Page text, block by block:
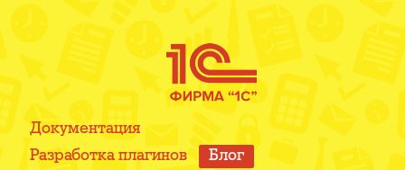
Документация
Разработка плагинов
Блог